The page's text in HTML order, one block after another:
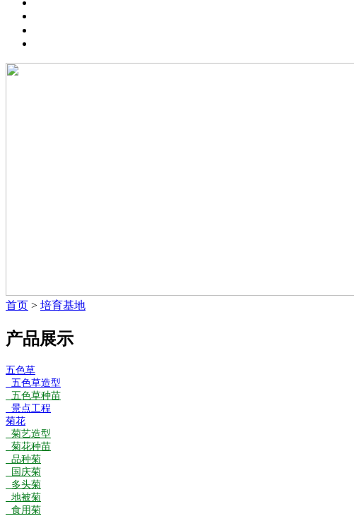
首页 > 培育基地
产品展示
五色草
五色草造型
五色草种苗
景点工程
菊花
菊艺造型
菊花种苗
品种菊
国庆菊
多头菊
地被菊
食用菊